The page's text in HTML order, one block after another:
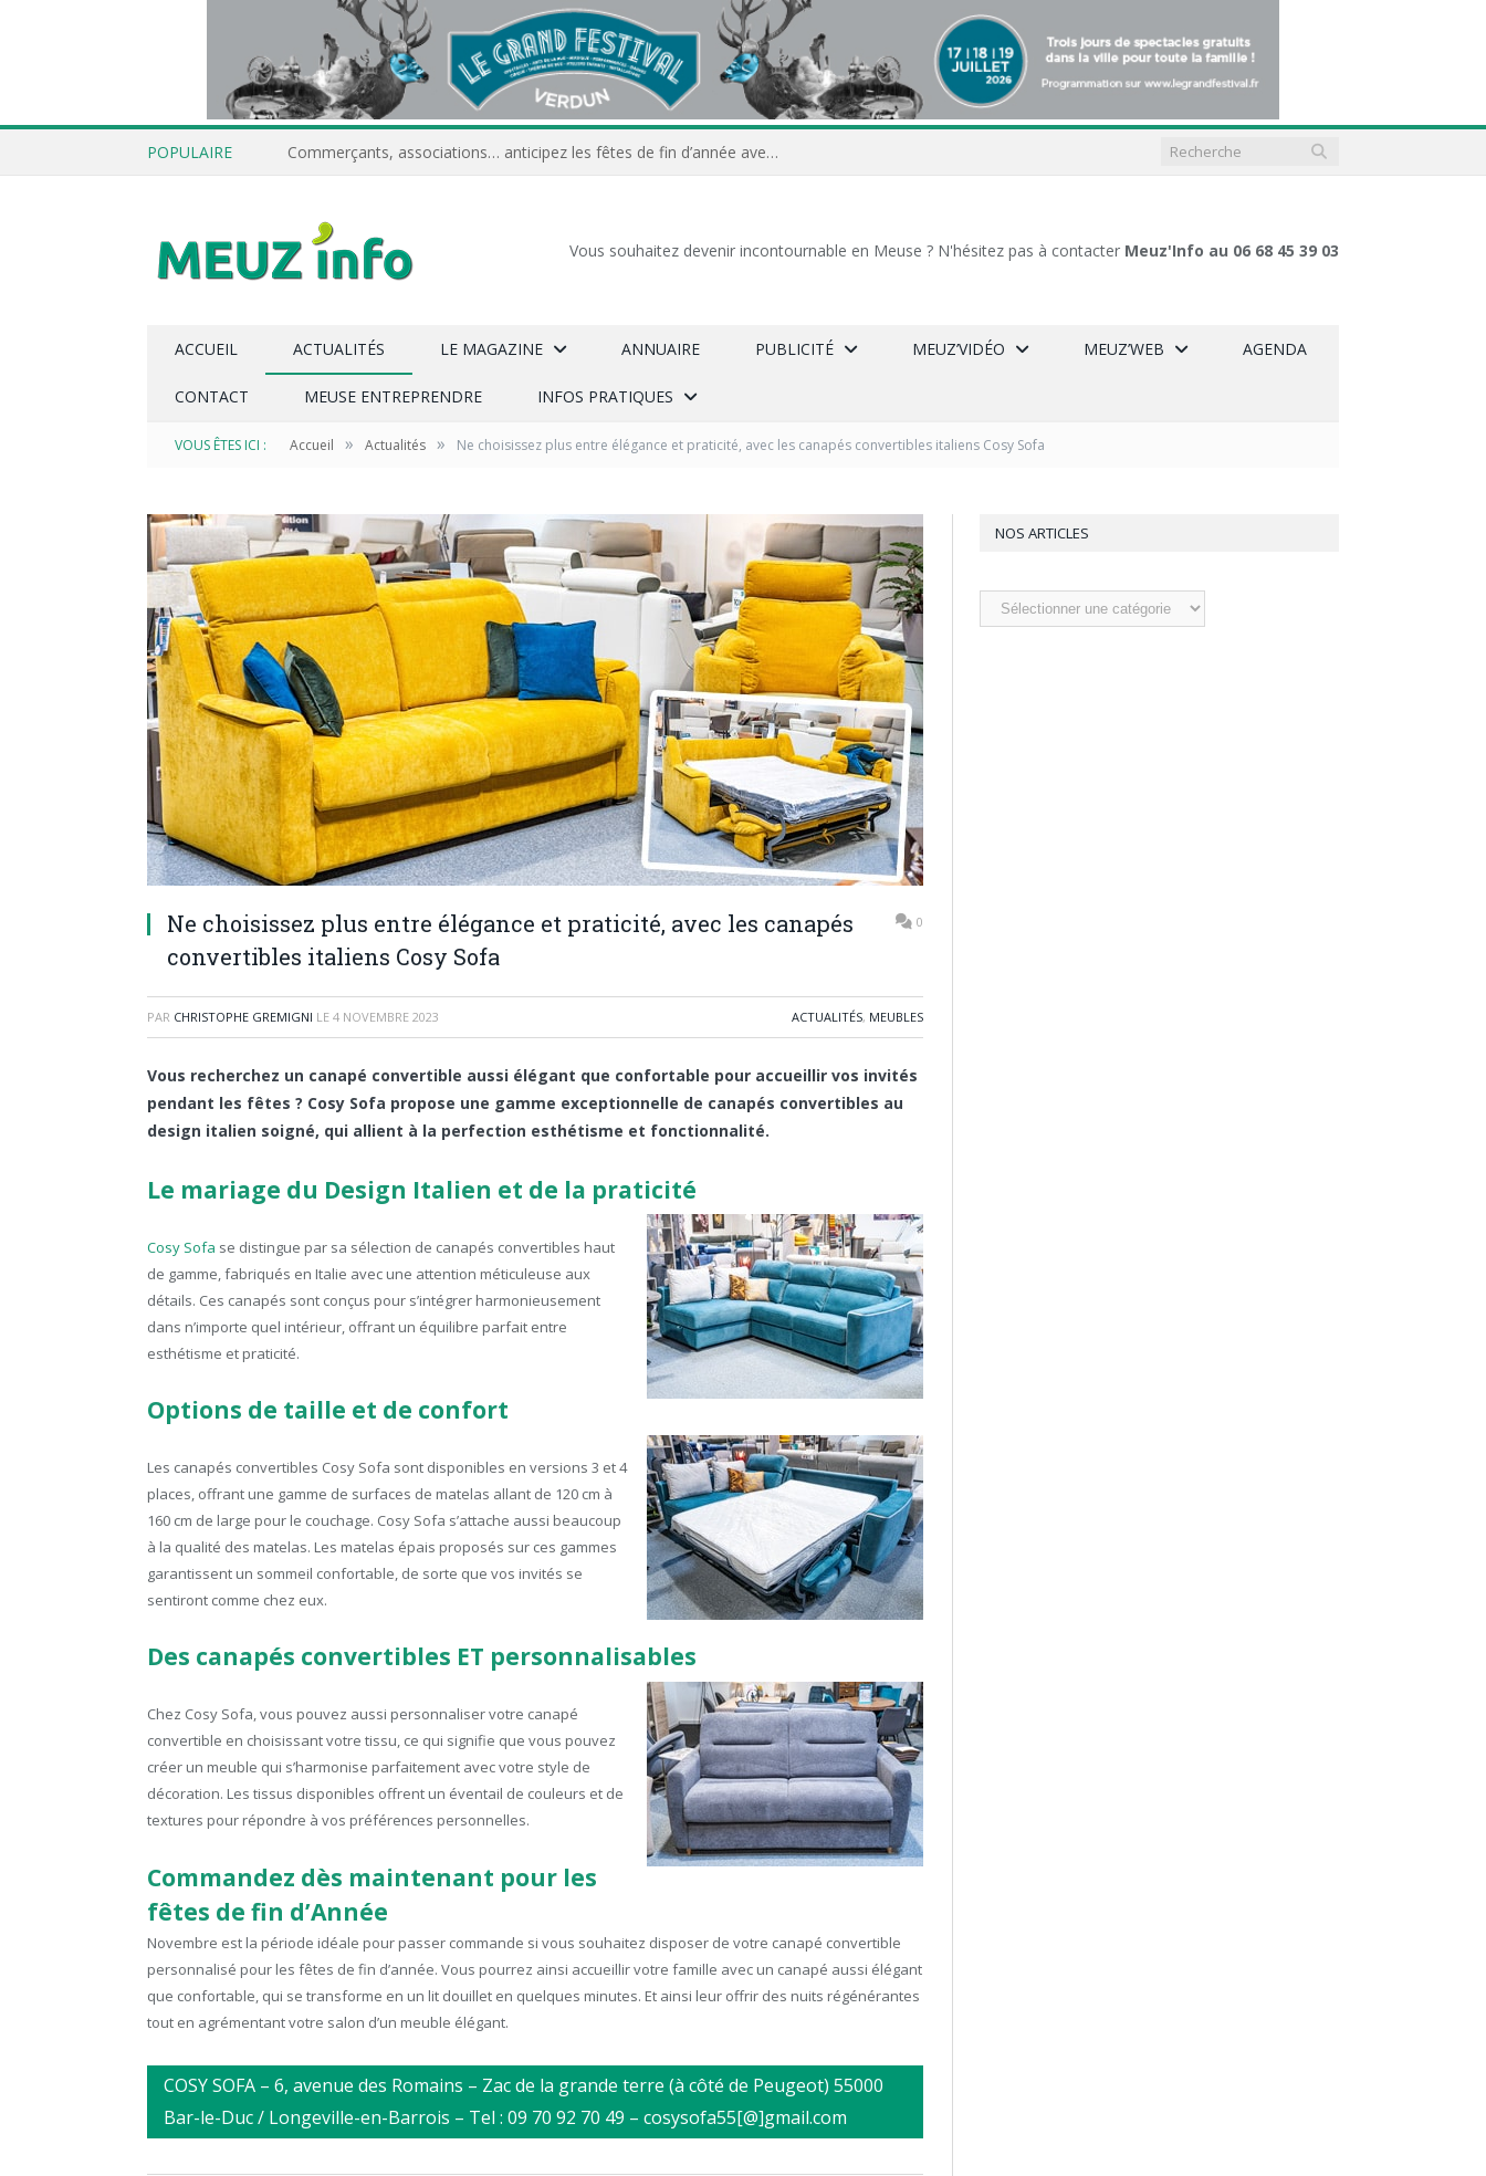
POPULAIRE Commerçants, associations… anticipez les fêtes de fin d’année avec Meuz’Info
Vous souhaitez devenir incontournable en Meuse ? N'hésitez pas à contacter Meuz'Info au 06 68 45 39 03
ACCUEIL ACTUALITÉS LE MAGAZINE ANNUAIRE PUBLICITÉ MEUZ’VIDÉO MEUZ’WEB AGENDA
CONTACT MEUSE ENTREPRENDRE INFOS PRATIQUES
VOUS ÊTES ICI : Accueil » Actualités » Ne choisissez plus entre élégance et praticité, avec les canapés convertibles italiens Cosy Sofa
Ne choisissez plus entre élégance et praticité, avec les canapés
convertibles italiens Cosy Sofa
0
PAR CHRISTOPHE GREMIGNI LE 4 NOVEMBRE 2023 ACTUALITÉS, MEUBLES
Vous recherchez un canapé convertible aussi élégant que confortable pour accueillir vos invités
pendant les fêtes ? Cosy Sofa propose une gamme exceptionnelle de canapés convertibles au
design italien soigné, qui allient à la perfection esthétisme et fonctionnalité.
Le mariage du Design Italien et de la praticité
Cosy Sofa se distingue par sa sélection de canapés convertibles haut
de gamme, fabriqués en Italie avec une attention méticuleuse aux
détails. Ces canapés sont conçus pour s’intégrer harmonieusement
dans n’importe quel intérieur, offrant un équilibre parfait entre
esthétisme et praticité.
Options de taille et de confort
Les canapés convertibles Cosy Sofa sont disponibles en versions 3 et 4
places, offrant une gamme de surfaces de matelas allant de 120 cm à
160 cm de large pour le couchage. Cosy Sofa s’attache aussi beaucoup
à la qualité des matelas. Les matelas épais proposés sur ces gammes
garantissent un sommeil confortable, de sorte que vos invités se
sentiront comme chez eux.
Des canapés convertibles ET personnalisables
Chez Cosy Sofa, vous pouvez aussi personnaliser votre canapé
convertible en choisissant votre tissu, ce qui signifie que vous pouvez
créer un meuble qui s’harmonise parfaitement avec votre style de
décoration. Les tissus disponibles offrent un éventail de couleurs et de
textures pour répondre à vos préférences personnelles.
Commandez dès maintenant pour les
fêtes de fin d’Année
Novembre est la période idéale pour passer commande si vous souhaitez disposer de votre canapé convertible
personnalisé pour les fêtes de fin d’année. Vous pourrez ainsi accueillir votre famille avec un canapé aussi élégant
que confortable, qui se transforme en un lit douillet en quelques minutes. Et ainsi leur offrir des nuits régénérantes
tout en agrémentant votre salon d’un meuble élégant.
COSY SOFA – 6, avenue des Romains – Zac de la grande terre (à côté de Peugeot) 55000
Bar-le-Duc / Longeville-en-Barrois – Tel : 09 70 92 70 49 – cosysofa55[@]gmail.com
NOS ARTICLES
Nos
articles